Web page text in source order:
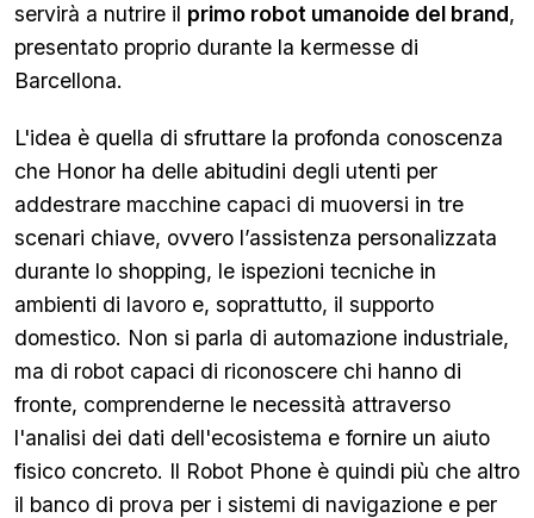
servirà a nutrire il primo robot umanoide del brand,
presentato proprio durante la kermesse di
Barcellona.
L'idea è quella di sfruttare la profonda conoscenza
che Honor ha delle abitudini degli utenti per
addestrare macchine capaci di muoversi in tre
scenari chiave, ovvero l’assistenza personalizzata
durante lo shopping, le ispezioni tecniche in
ambienti di lavoro e, soprattutto, il supporto
domestico. Non si parla di automazione industriale,
ma di robot capaci di riconoscere chi hanno di
fronte, comprenderne le necessità attraverso
l'analisi dei dati dell'ecosistema e fornire un aiuto
fisico concreto. Il Robot Phone è quindi più che altro
il banco di prova per i sistemi di navigazione e per